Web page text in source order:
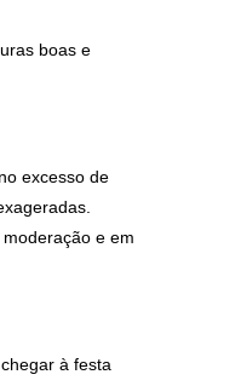
boas e
excesso de
e em
à festa